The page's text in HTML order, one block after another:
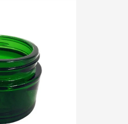
घर
उत्पादों
वीडियो
by
ECER